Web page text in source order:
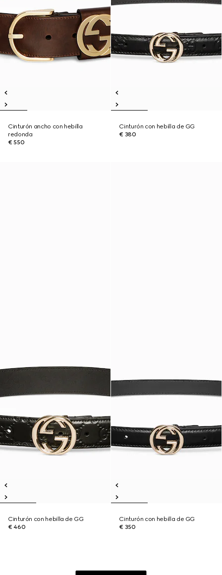
Cinturón ancho con hebilla
redonda
€ 550
Cinturón con hebilla de GG
€ 380
Cinturón con hebilla de GG
€ 460
Cinturón con hebilla de GG
€ 350